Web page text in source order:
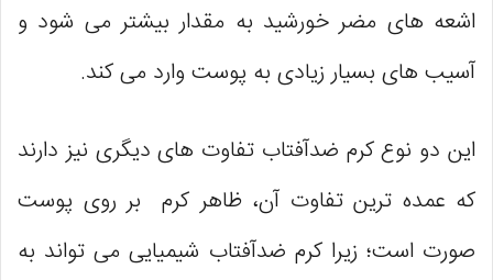
اشعه های مضر خورشید به مقدار بیشتر می شود و
آسیب های بسیار زیادی به پوست وارد می کند.
این دو نوع کرم ضدآفتاب تفاوت های دیگری نیز دارند
که عمده ترین تفاوت آن، ظاهر کرم بر روی پوست
صورت است؛ زیرا کرم ضدآفتاب شیمیایی می تواند به